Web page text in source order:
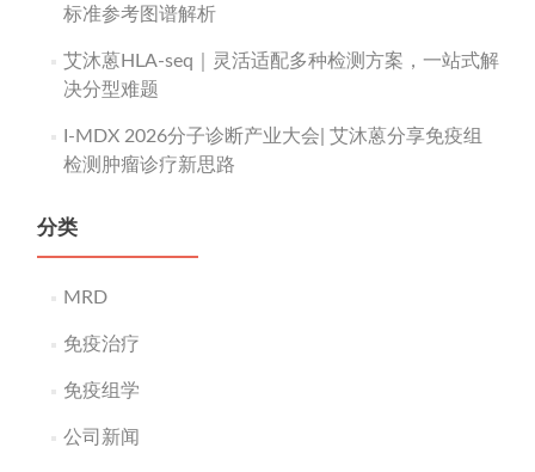
标准参考图谱解析
艾沐蒽HLA-seq｜灵活适配多种检测方案，一站式解
决分型难题
I-MDX 2026分子诊断产业大会| 艾沐蒽分享免疫组
检测肿瘤诊疗新思路
分类
MRD
免疫治疗
免疫组学
公司新闻